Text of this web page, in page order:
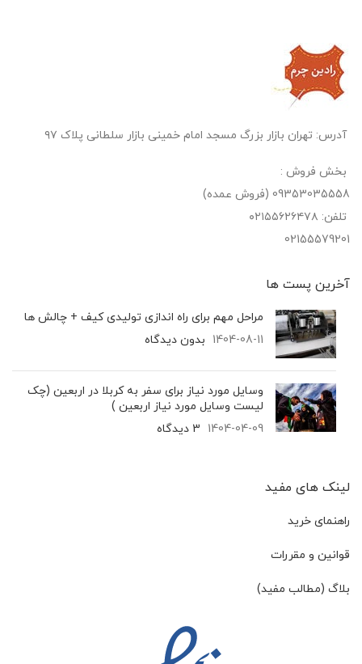
آدرس: تهران بازار بزرگ مسجد امام خمینی بازار سلطانی پلاک ۹۷
بخش فروش :
09353035558 (فروش عمده)
تلفن: ۰۲۱۵۵۶۲۶۴۷۸
02155579201
آخرین پست‌ ها
مراحل مهم برای راه اندازی تولیدی کیف + چالش ها
1404-08-11 بدون دیدگاه
وسایل مورد نیاز برای سفر به کربلا در اربعین (چک
لیست وسایل مورد نیاز اربعین )
1404-04-09 3 دیدگاه
لینک های مفید
راهنمای خرید
قوانین و مقررات
بلاگ (مطالب مفید)